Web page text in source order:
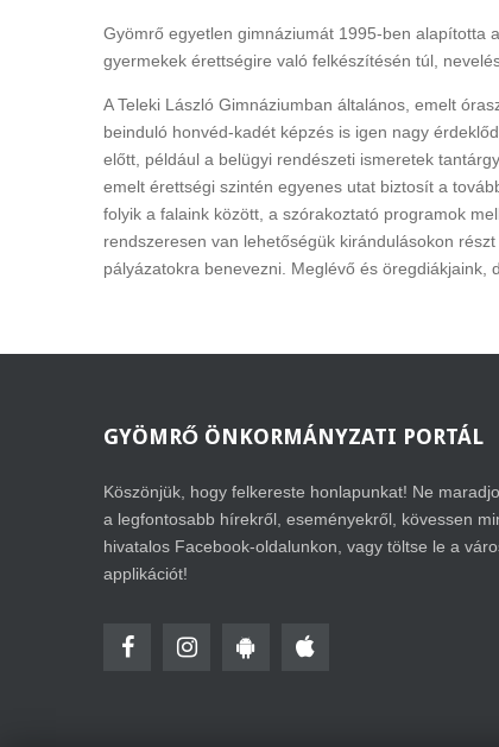
Gyömrő egyetlen gimnáziumát 1995-ben alapította
gyermekek érettségire való felkészítésén túl,
A Teleki László Gimnáziumban általános, emelt
beinduló honvéd-kadét képzés is igen nagy
előtt, például a belügyi rendészeti ismeretek
emelt érettségi szintén egyenes utat biztosít a
folyik a falaink között, a szórakoztató programok
rendszeresen van lehetőségük kirándulásokon
pályázatokra benevezni. Meglévő és öregdiákjaink,
GYÖMRŐ ÖNKORMÁNYZATI PORTÁL
Köszönjük, hogy felkereste honlapunkat! Ne
a legfontosabb hírekről, eseményekről, kövessen
hivatalos Facebook-oldalunkon, vagy töltse le a
applikációt!